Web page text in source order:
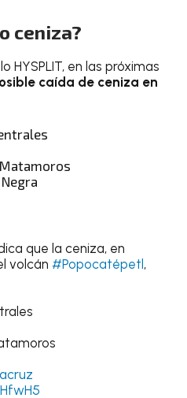
ceniza?
HYSPLIT, en las próximas
caída de ceniza en
que la ceniza, en
volcán #Popocatépetl ,